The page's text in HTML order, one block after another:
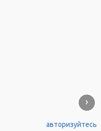
›
авторизуйтесь